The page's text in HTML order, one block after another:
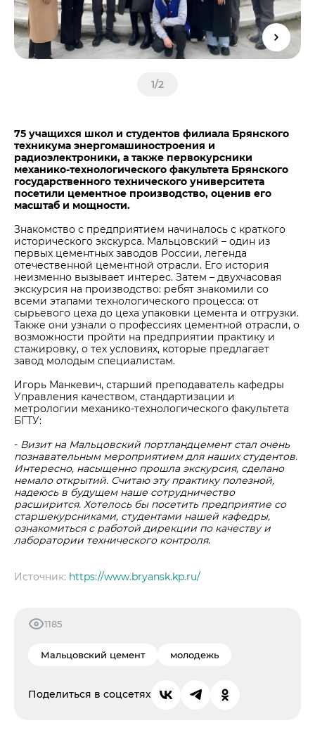
1/2
75 учащихся школ и студентов филиала Брянского
техникума энергомашиностроения и
радиоэлектроники, а также первокурсники
механико-технологического факультета Брянского
государственного технического университета
посетили цементное производство, оценив его
масштаб и мощности.
Знакомство с предприятием начиналось с краткого
исторического экскурса. Мальцовский – один из
первых цементных заводов России, легенда
отечественной цементной отрасли. Его история
неизменно вызывает интерес. Затем – двухчасовая
экскурсия на производство: ребят знакомили со
всеми этапами технологического процесса: от
сырьевого цеха до цеха упаковки цемента и отгрузки.
Также они узнали о профессиях цементной отрасли, о
возможности пройти на предприятии практику и
стажировку, о тех условиях, которые предлагает
завод молодым специалистам.
Игорь Манкевич, старший преподаватель кафедры
Управления качеством, стандартизации и
метрологии механико-технологического факультета
БГТУ:
- Визит на Мальцовский портландцемент стал очень
познавательным мероприятием для наших студентов.
Интересно, насыщенно прошла экскурсия, сделано
немало открытий. Считаю эту практику полезной,
надеюсь в будущем наше сотрудничество
расширится. Хотелось бы посетить предприятие со
старшекурсниками, студентами нашей кафедры,
ознакомиться с работой дирекции по качеству и
лаборатории технического контроля.
Источник: https://www.bryansk.kp.ru/
1185
Мальцовский цемент молодежь
Поделиться в соцсетях
Центры дистрибуции
Реализация ТМЦ и непрофильных активов
Политика в области закупок
В помощь поставщику
Не только цемент
Люди ЦЕМРОСа
Технологии и тренды
Издание для клиентов
Пресса о нас
Контакты
Контакты
Контакты для СМИ
Служба доверия